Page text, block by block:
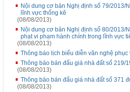
Nội dung cơ bản Nghị định số 79/2013/
lĩnh vực thống kê
(08/08/2013)
Nội dung cơ bản Nghị định số 80/2013/
phạt vi phạm hành chính trong lĩnh vực
(08/08/2013)
Thông báo lịch biểu diễn văn nghệ phục
Thông báo bán đấu giá nhà đất số
(08/08/2013)
Thông báo bán đấu giá nhà đất số 371
(08/08/2013)